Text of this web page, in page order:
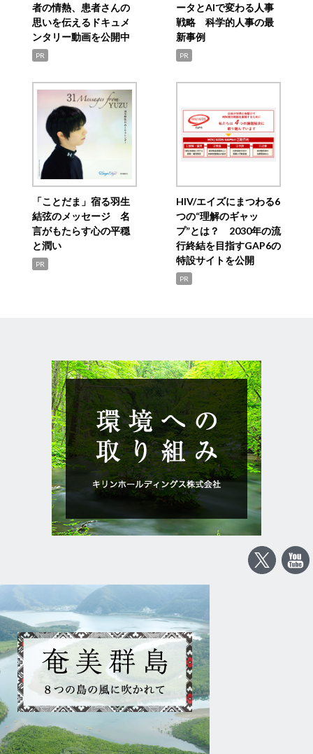
者の情熱、患者さんの
思いを伝えるドキュメ
ンタリー動画を公開中
PR
ータとAIで変わる人事
戦略 科学的人事の最
新事例
PR
「ことだま」宿る羽生
結弦のメッセージ 名
言がもたらす心の平穏
と潤い
PR
HIV/エイズにまつわる6
つの“理解のギャッ
プ”とは？ 2030年の流
行終結を目指すGAP6の
特設サイトを公開
PR